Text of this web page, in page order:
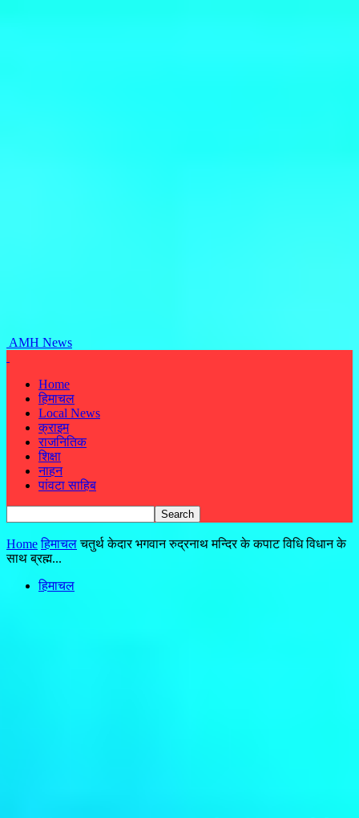
AMH News
Home
हिमाचल
Local News
क्राइम
राजनितिक
शिक्षा
नाहन
पांवटा साहिब
Home हिमाचल चतुर्थ केदार भगवान रुद्रनाथ मन्दिर के कपाट विधि विधान के
साथ ब्रह्म...
हिमाचल